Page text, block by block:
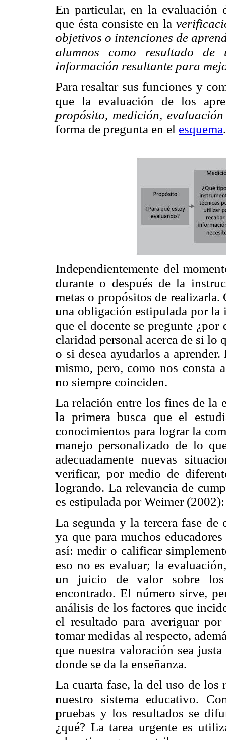
En particular, en la evaluación
que ésta consiste en la
objetivos o intenciones de
alumnos como resultado
información resultante para
Para resaltar sus funciones y
que la evaluación de los
propósito, medición,
forma de pregunta en el esquema.
Independientemente del
durante o después de la
metas o propósitos de realizarla.
una obligación estipulada por
que el docente se pregunte
claridad personal acerca de si lo
o si desea ayudarlos a
mismo, pero, como nos consta
no siempre coinciden.
La relación entre los fines de la
la primera busca que el
conocimientos para lograr la
manejo personalizado de lo
adecuadamente nuevas
verificar, por medio de
logrando. La relevancia de
es estipulada por Weimer
La segunda y la tercera fase de
ya que para muchos
así: medir o calificar
eso no es evaluar; la
un juicio de valor sobre los
encontrado. El número sirve,
análisis de los factores que
el resultado para averiguar
tomar medidas al respecto,
que nuestra valoración sea
donde se da la enseñanza.
La cuarta fase, la del uso de los
nuestro sistema educativo.
pruebas y los resultados se
¿qué? La tarea urgente es